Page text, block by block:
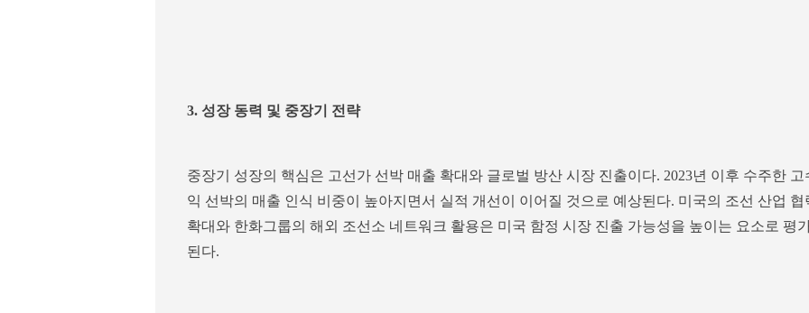
3. 성장 동력 및 중장기 전략
중장기 성장의 핵심은 고선가 선박 매출 확대와 글로벌 방산 시장 진출이다. 2023년 이후 수주한 고
익 선박의 매출 인식 비중이 높아지면서 실적 개선이 이어질 것으로 예상된다. 미국의 조선 산업 협
확대와 한화그룹의 해외 조선소 네트워크 활용은 미국 함정 시장 진출 가능성을 높이는 요소로 평
된다.